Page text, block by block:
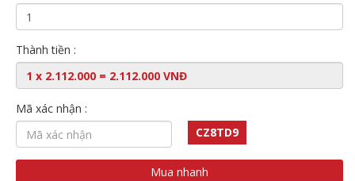
Thành tiền :
Mã xác nhận :
CZ8TD9
Mua nhanh